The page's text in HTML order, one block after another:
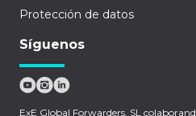
Protección de datos
Síguenos
ExE Global Forwarders, SL